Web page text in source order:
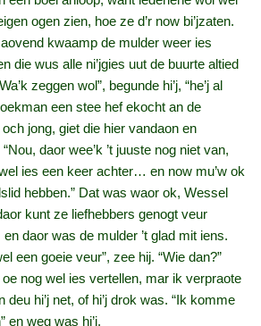
ogen zien, hoe ze d’r now bi’jzaten.
kwaamp de mulder weer ies
die wus alle ni’jgies uut de buurte altied
zeggen wol”, begunde hi’j, “he’j al
een stee hef ekocht an de
jong, giet die hier vandaon en
daor wee’k ’t juuste nog niet van,
ies een keer achter… en now mu’w ok
hebben.” Dat was waor ok, Wessel
kunt ze liefhebbers genogt veur
daor was de mulder ’t glad mit iens.
een goeie veur”, zee hij. “Wie dan?”
nog wel ies vertellen, mar ik verpraote
deu hi’j net, of hi’j drok was. “Ik komme
en weg was hi’j.